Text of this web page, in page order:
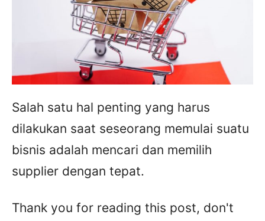
Salah satu hal penting yang harus
dilakukan saat seseorang memulai suatu
bisnis adalah mencari dan memilih
supplier dengan tepat.
Thank you for reading this post, don't